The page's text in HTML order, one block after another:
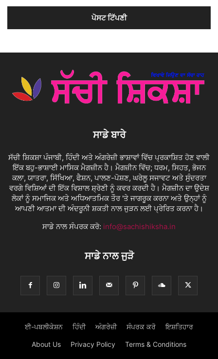
ਸਾਡੇ ਬਾਰੇ
ਸੱਚੀ ਸ਼ਿਕਸ਼ਾ ਪੰਜਾਬੀ, ਹਿੰਦੀ ਅਤੇ ਅੰਗਰੇਜ਼ੀ ਭਾਸ਼ਾਵਾਂ ਵਿੱਚ ਪ੍ਰਕਾਸ਼ਿਤ ਹੋਣ ਵਾਲੀ
ਇੱਕ ਬਹੁ-ਭਾਸ਼ਾਈ ਮਾਸਿਕ ਮੈਗਜ਼ੀਨ ਹੈ। ਮੈਗਜ਼ੀਨ ਵਿੱਚ; ਧਰਮ, ਸਿਹਤ, ਭੋਜਨ
ਕਲਾ, ਯਾਤਰਾ, ਸਿੱਖਿਆ, ਫੈਸ਼ਨ, ਪਾਲਣ-ਪੋਸ਼ਣ, ਘਰੇਲੂ ਸਜਾਵਟ ਅਤੇ ਸੁੰਦਰਤਾ
ਵਰਗੇ ਵਿਸ਼ਿਆਂ ਦੀ ਇੱਕ ਵਿਸ਼ਾਲ ਸ਼੍ਰੇਣੀ ਨੂੰ ਕਵਰ ਕਰਦੀ ਹੈ। ਮੈਗਜ਼ੀਨ ਦਾ ਉਦੇਸ਼
ਲੋਕਾਂ ਨੂੰ ਸਮਾਜਿਕ ਅਤੇ ਅਧਿਆਤਮਿਕ ਤੌਰ 'ਤੇ ਜਾਗਰੂਕ ਕਰਨਾ ਅਤੇ ਉਨ੍ਹਾਂ ਨੂੰ
ਆਪਣੀ ਆਤਮਾ ਦੀ ਅੰਦਰੂਨੀ ਸ਼ਕਤੀ ਨਾਲ ਜੁੜਨ ਲਈ ਪ੍ਰੇਰਿਤ ਕਰਨਾ ਹੈ।
ਸਾਡੇ ਨਾਲ ਸੰਪਰਕ ਕਰੋ: info@sachishiksha.in
ਸਾਡੇ ਨਾਲ ਜੁੜੋ
ਈ-ਪਬਲੀਕੇਸ਼ਨ ਹਿੰਦੀ ਅੰਗਰੇਜ਼ੀ ਸੰਪਰਕ ਕਰੋ ਇਸ਼ਤਿਹਾਰ
About Us Privacy Policy Terms & Conditions